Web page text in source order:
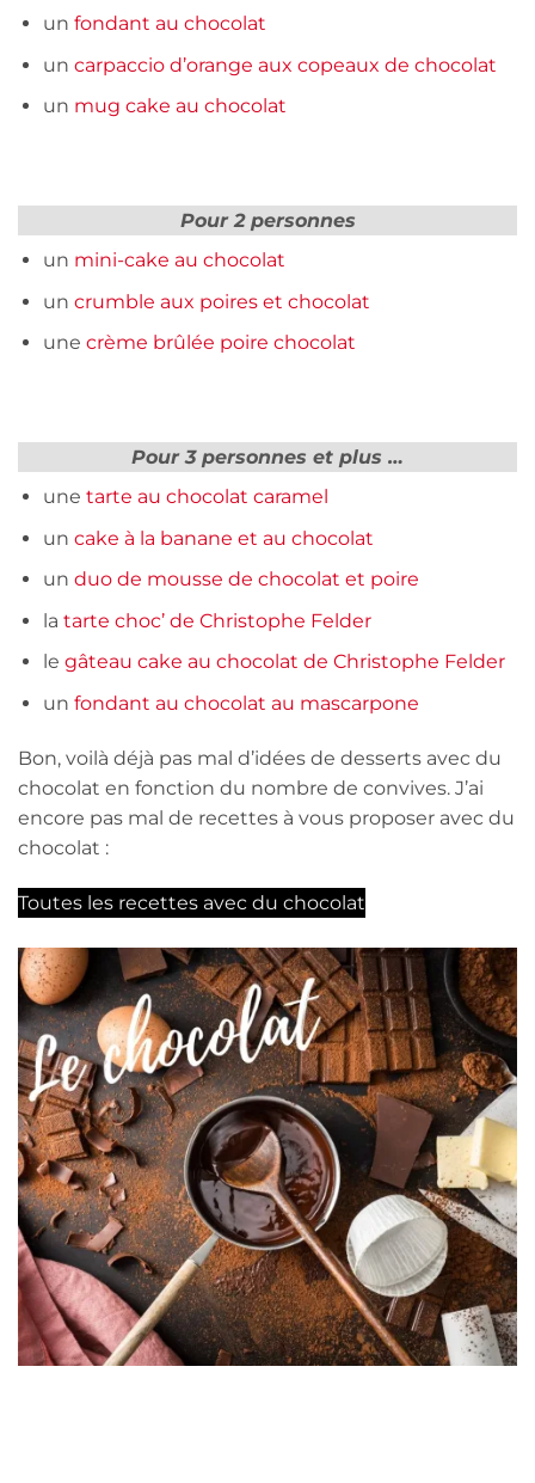
un fondant au chocolat
un carpaccio d’orange aux copeaux de chocolat
un mug cake au chocolat
Pour 2 personnes
un mini-cake au chocolat
un crumble aux poires et chocolat
une crème brûlée poire chocolat
Pour 3 personnes et plus …
une tarte au chocolat caramel
un cake à la banane et au chocolat
un duo de mousse de chocolat et poire
la tarte choc’ de Christophe Felder
le gâteau cake au chocolat de Christophe Felder
un fondant au chocolat au mascarpone
Bon, voilà déjà pas mal d’idées de desserts avec du
chocolat en fonction du nombre de convives. J’ai
encore pas mal de recettes à vous proposer avec du
chocolat :
Toutes les recettes avec du chocolat